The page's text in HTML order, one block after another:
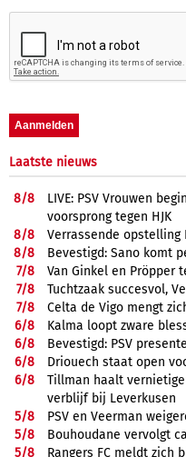
Laatste nieuws
8/8
LIVE: PSV Vrouwen
voorsprong tegen HJK
8/8
Verrassende opstelling
8/8
Bevestigd: Sano komt
7/8
Van Ginkel en Pröpper
7/8
Tuchtzaak succesvol,
7/8
Celta de Vigo mengt
6/8
Kalma loopt zware
6/8
Bevestigd: PSV
6/8
Driouech staat open
6/8
Tillman haalt
verblijf bij Leverkusen
5/8
PSV en Veerman
5/8
Bouhoudane vervolgt
5/8
Rangers FC meldt zich